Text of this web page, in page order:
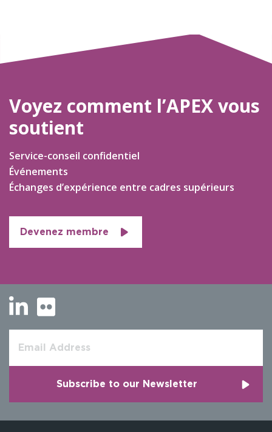
Voyez comment l’APEX vous
soutient
Service-conseil confidentiel
Événements
Échanges d’expérience entre cadres supérieurs
Devenez membre